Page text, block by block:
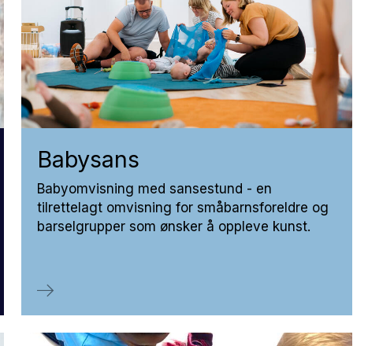
Baby­sans
Babyomvisning med sansestund - en
tilrettelagt omvisning for småbarnsforeldre og
barselgrupper som ønsker å oppleve kunst.